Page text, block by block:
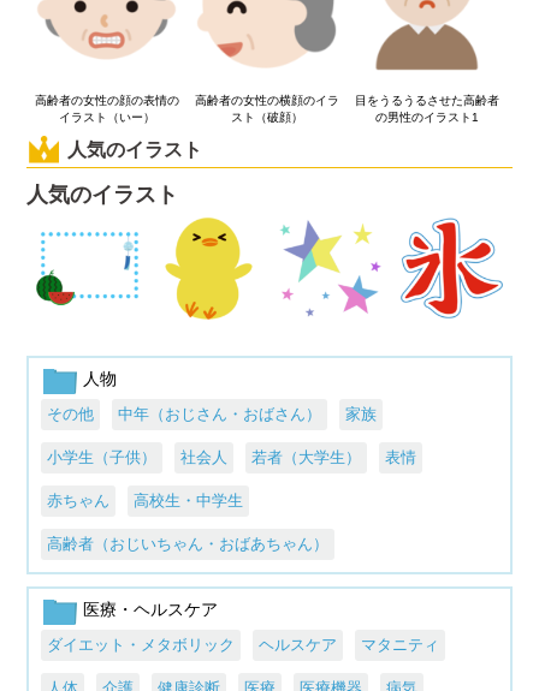
高齢者の女性の顔の表情の
イラスト（いー）
高齢者の女性の横顔のイラ
スト（破顔）
目をうるうるさせた高齢者
の男性のイラスト1
人気のイラスト
人気のイラスト
人物
その他 中年（おじさん・おばさん） 家族
小学生（子供） 社会人 若者（大学生） 表情
赤ちゃん 高校生・中学生
高齢者（おじいちゃん・おばあちゃん）
医療・ヘルスケア
ダイエット・メタボリック ヘルスケア マタニティ